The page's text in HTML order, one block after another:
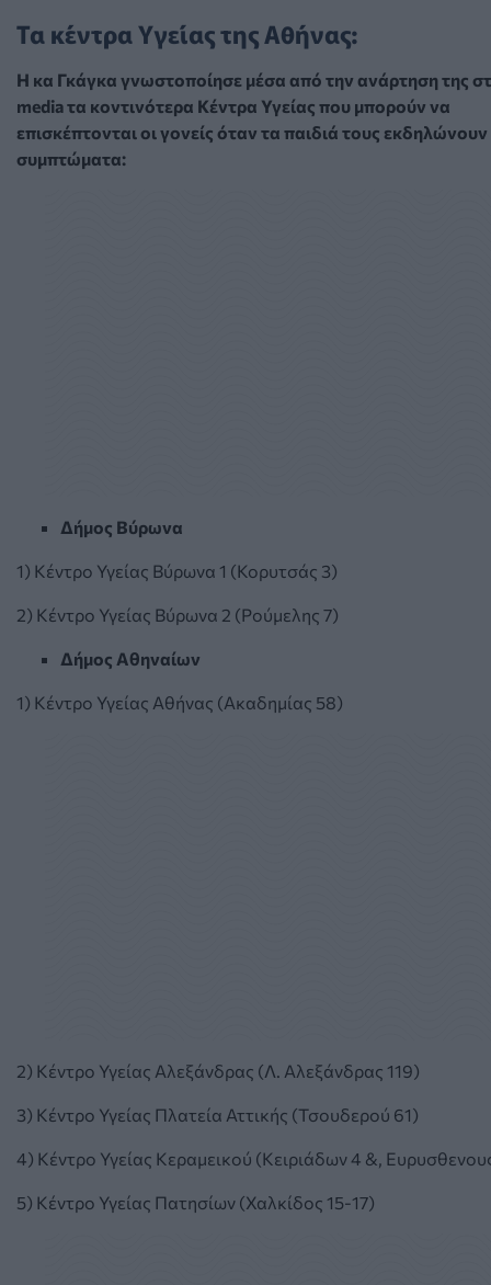
Τα κέντρα Υγείας της Αθήνας:
Η κα Γκάγκα γνωστοποίησε μέσα από την ανάρτηση της
media τα κοντινότερα Κέντρα Υγείας που μπορούν να
επισκέπτονται οι γονείς όταν τα παιδιά τους εκδηλώνουν
συμπτώματα:
Δήμος Βύρωνα
1) Κέντρο Υγείας Βύρωνα 1 (Κορυτσάς 3)
2) Κέντρο Υγείας Βύρωνα 2 (Ρούμελης 7)
Δήμος Αθηναίων
1) Κέντρο Υγείας Αθήνας (Ακαδημίας 58)
2) Κέντρο Υγείας Αλεξάνδρας (Λ. Αλεξάνδρας 119)
3) Κέντρο Υγείας Πλατεία Αττικής (Τσουδερού 61)
4) Κέντρο Υγείας Κεραμεικού (Κειριάδων 4 &,
5) Κέντρο Υγείας Πατησίων (Χαλκίδος 15-17)